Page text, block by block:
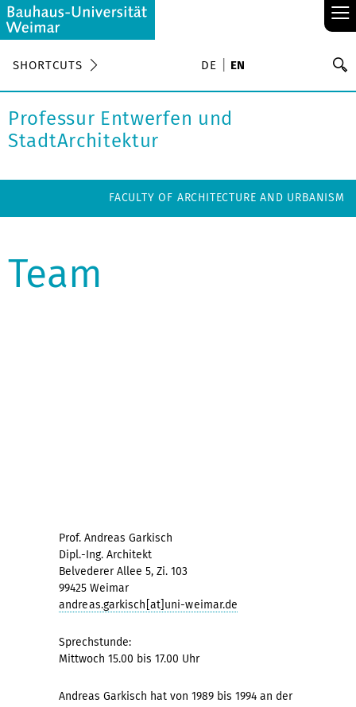
≡
SHORTCUTS DE EN
Professur Entwerfen und
StadtArchitektur
FACULTY OF ARCHITECTURE AND URBANISM
Team
Prof. Andreas Garkisch
Dipl.-Ing. Architekt
Belvederer Allee 5, Zi. 103
99425 Weimar
andreas.garkisch[at]uni-weimar.de
Sprechstunde:
Mittwoch 15.00 bis 17.00 Uhr
Andreas Garkisch hat von 1989 bis 1994 an der